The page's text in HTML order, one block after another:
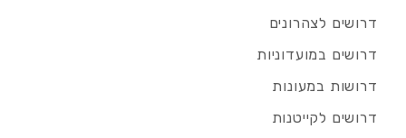
דרושים לצהרונים
דרושים במועדוניות
דרושות במעונות
דרושים לקייטנות